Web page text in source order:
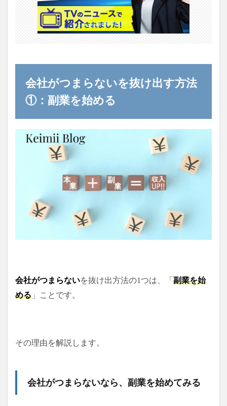
会社がつまらないを抜け出す方法
①：副業を始める
会社がつまらないを抜け出方法の1つは、「 副業を始
める 」ことです。
その理由を解説します。
会社がつまらないなら、副業を始めてみる